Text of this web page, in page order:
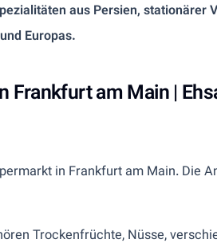
aus Persien, stationärer
Europas.
Frankfurt am Main |
in Frankfurt am Main. Die
Trockenfrüchte, Nüsse,